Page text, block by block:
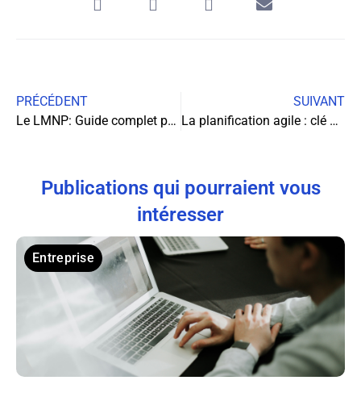
PRÉCÉDENT
Le LMNP: Guide complet pour optimiser votre déclaration fiscale
SUIVANT
La planification agile : clé de la performance organisationnelle moderne
Publications qui pourraient vous
intéresser
Entreprise